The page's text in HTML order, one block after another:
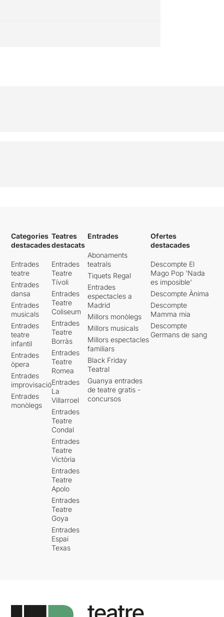
Categories
destacades
Entrades
teatre
Entrades
dansa
Entrades
musicals
Entrades
teatre
infantil
Entrades
òpera
Entrades
improvisació
Entrades
monòlegs
Teatres
destacats
Entrades
Teatre
Tívoli
Entrades
Teatre
Coliseum
Entrades
Teatre
Borràs
Entrades
Teatre
Romea
Entrades
La
Villarroel
Entrades
Teatre
Condal
Entrades
Teatre
Victòria
Entrades
Teatre
Apolo
Entrades
Teatre
Goya
Entrades
Espai
Texas
Entrades
Abonaments
teatrals
Tiquets Regal
Entrades
espectacles a
Madrid
Millors monòlegs
Millors musicals
Millors espectacles
familiars
Black Friday
Teatral
Guanya entrades
de teatre gratis -
concursos
Ofertes
destacades
Descompte El
Mago Pop 'Nada
es imposible'
Descompte Ànima
Descompte
Mamma mia
Descompte
Germans de sang